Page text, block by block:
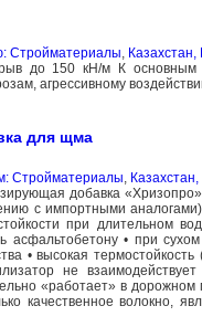
Стройматериалы,
до 150 кН/м К основным
агрессивному
для щма
Стройматериалы,
добавка
с импортными
при длительном
асфальтобетону • при
• высокая
не
«работает» в
качественное волокно,